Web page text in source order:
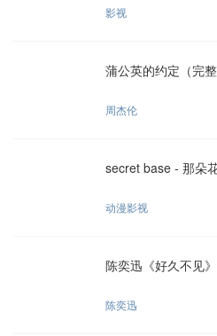
影视
蒲公英的约定（完整
周杰伦
secret base - 那朵
动漫影视
陈奕迅《好久不见》
陈奕迅